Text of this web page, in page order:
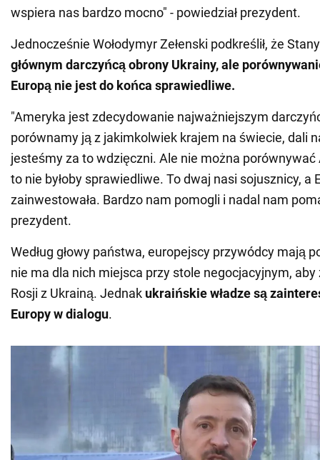
wspiera nas bardzo mocno" - powiedział prezydent.
Jednocześnie Wołodymyr Zełenski podkreślił, że
głównym darczyńcą obrony Ukrainy, ale
Europą nie jest do końca sprawiedliwe.
"Ameryka jest zdecydowanie najważniejszym
porównamy ją z jakimkolwiek krajem na świecie, dali
jesteśmy za to wdzięczni. Ale nie można porównywać
to nie byłoby sprawiedliwe. To dwaj nasi sojusznicy, a
zainwestowała. Bardzo nam pomogli i nadal nam
prezydent.
Według głowy państwa, europejscy przywódcy mają
nie ma dla nich miejsca przy stole negocjacyjnym,
Rosji z Ukrainą. Jednak ukraińskie władze są
Europy w dialogu.